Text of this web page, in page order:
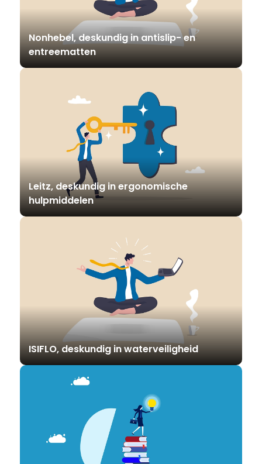
Nonhebel, deskundig in antislip- en
entreematten
Leitz, deskundig in ergonomische
hulpmiddelen
ISIFLO, deskundig in waterveiligheid